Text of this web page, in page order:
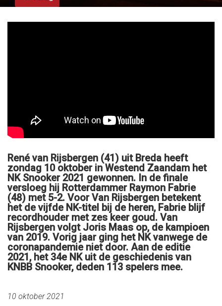
René van Rijsbergen (41) uit Breda heeft
zondag 10 oktober in Westend Zaandam het
NK Snooker 2021 gewonnen. In de finale
versloeg hij Rotterdammer Raymon Fabrie
(48) met 5-2. Voor Van Rijsbergen betekent
het de vijfde NK-titel bij de heren, Fabrie blijf
recordhouder met zes keer goud. Van
Rijsbergen volgt Joris Maas op, de kampioen
van 2019. Vorig jaar ging het NK vanwege de
coronapandemie niet door. Aan de editie
2021, het 34e NK uit de geschiedenis van
KNBB Snooker, deden 113 spelers mee.
10 oktober 2021